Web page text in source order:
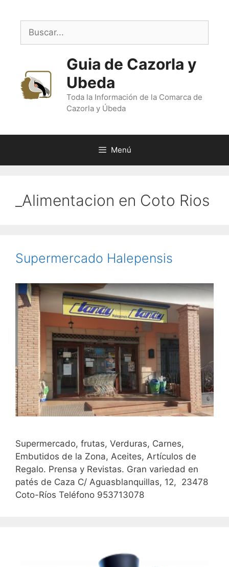
contenido
Buscar:
Guia de Cazorla y
Ubeda
Toda la Información de la Comarca de
Cazorla y Úbeda
Menú
_Alimentacion en Coto Rios
Supermercado Halepensis
Supermercado, frutas, Verduras, Carnes,
Embutidos de la Zona, Aceites, Artículos de
Regalo. Prensa y Revistas. Gran variedad en
patés de Caza C/ Aguasblanquillas, 12, 23478
Coto-Ríos Teléfono 953713078